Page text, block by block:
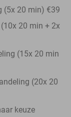
(5x 20 min) €39
20 min + 2x
(15x 20 min
(20x 20
keuze